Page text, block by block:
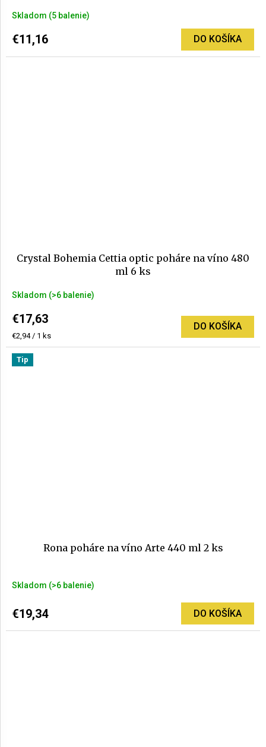
hodnotenie
produktu
je
5,0
Skladom (5 balenie)
€11,16 DO KOŠÍKA
Crystal Bohemia Cettia optic poháre na víno 480
ml 6 ks
Skladom (>6 balenie)
€17,63
Jednotková
cena:
€2,94 / 1 ks
DO KOŠÍKA
Tip
Rona poháre na víno Arte 440 ml 2 ks
Skladom (>6 balenie)
€19,34 DO KOŠÍKA